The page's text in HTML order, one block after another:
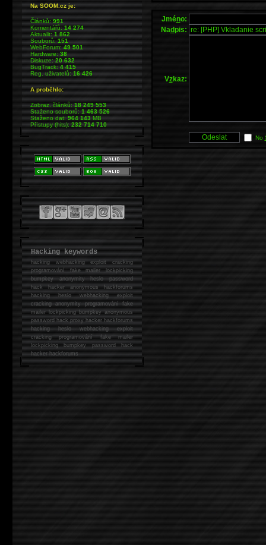
Jméno:
Nadpis:
Vzkaz:
No
Na SOOM.cz je:
Článků:991
Komentářů:14 274
Aktualit:1 862
Souborů:151
WebForum:49 501
Hardware:38
Diskuze:20 632
BugTrack:4 415
Reg. uživatelů:16 426
A proběhlo:
Zobraz. článků:18 249 553
Staženo souborů:1 463 526
Staženo dat:964 143MB
Přístupy (hits):232 714 710
Hacking keywords
hackingwebhacking exploit cracking
programování fake mailer lockpicking
bumpkey anonymity heslo password
hackhacker anonymous hackforums
hackingheslo webhacking exploit
cracking anonymity programování fake
mailer lockpicking bumpkey anonymous
password hack proxy hacker hackforums
hacking heslo webhacking exploit
cracking programování fake mailer
lockpicking bumpkey password hack
hackerhackforums